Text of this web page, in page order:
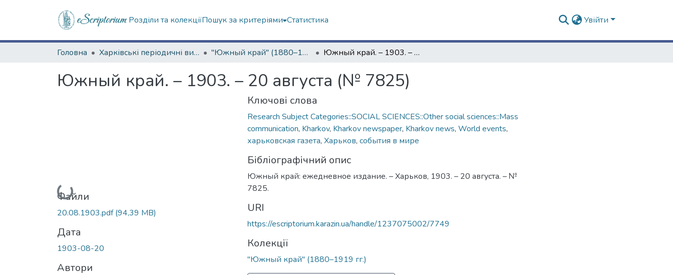
Розділи та колекціїПошук за критеріями Статистика Увійти
Головна Харківські періодичні видання "Южный край" (1880–1919 гг.) Южный край. – 1903. – 20 августа (№ 7825)
Южный край. – 1903. – 20 августа (№ 7825)
Вантажиться...
Файли
20.08.1903.pdf(94,39 MB)
Дата
1903-08-20
Автори
Ключові слова
Research Subject Categories::SOCIAL SCIENCES::Other social sciences::Mass
communication, Kharkov, Kharkov newspaper, Kharkov news, World events,
харьковская газета, Харьков, события в мире
Бібліографічний опис
Южный край: ежедневное издание. – Харьков, 1903. – 20 августа. – №
7825.
URI
https://escriptorium.karazin.ua/handle/1237075002/7749
Колекції
"Южный край" (1880–1919 гг.)